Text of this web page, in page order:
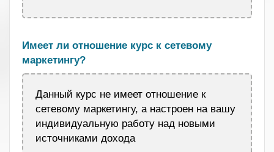
Имеет ли отношение курс к сетевому
маркетингу?
Данный курс не имеет отношение к
сетевому маркетингу, а настроен на вашу
индивидуальную работу над новыми
источниками дохода